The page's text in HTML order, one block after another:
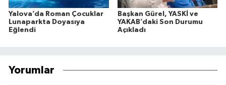
Yalova’da Roman Çocuklar
Lunaparkta Doyasıya
Eğlendi
Başkan Gürel, YASKİ ve
YAKAB’daki Son Durumu
Açıkladı
Yorumlar